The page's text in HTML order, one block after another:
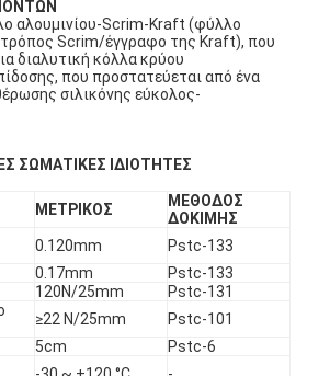
αλουμινίου-Scrim-Kraft (φύλλο
τρόπος Scrim/έγγραφο της Kraft), που
διαλυτική κόλλα κρύου
που προστατεύεται από ένα
σιλικόνης εύκολος-
ΣΩΜΑΤΙΚΕΣ ΙΔΙΟΤΗΤΕΣ
ΜΕΤΡΙΚΟΣ
ΜΕΘΟΔΟΣ
ΔΟΚΙΜΗΣ
0.120mm
Pstc-133
0.17mm
Pstc-133
120N/25mm
Pstc-131
≥22 N/25mm
Pstc-101
5cm
Pstc-6